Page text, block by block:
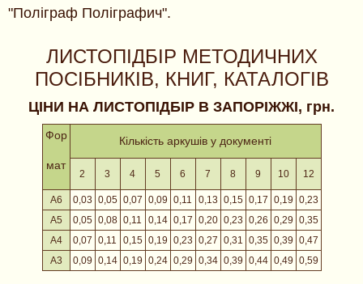
"Поліграф Поліграфич".
ЛИСТОПІДБІР МЕТОДИЧНИХ
ПОСІБНИКІВ, КНИГ, КАТАЛОГІВ
ЦІНИ НА ЛИСТОПІДБІР В ЗАПОРІЖЖІ, грн.
Фор
мат
Кількість аркушів у документі
2 3 4 5 6 7 8 9 10 12
А6 0,03 0,05 0,07 0,09 0,11 0,13 0,15 0,17 0,19 0,23
А5
0,05 0,08 0,11 0,14 0,17 0,20 0,23 0,26 0,29 0,35
А4
0,07 0,11 0,15 0,19 0,23 0,27 0,31 0,35 0,39 0,47
А3
0,09 0,14 0,19 0,24 0,29 0,34 0,39 0,44 0,49 0,59